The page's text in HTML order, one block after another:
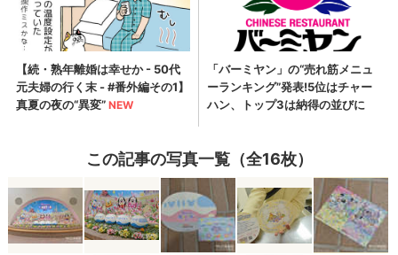
この記事の写真一覧（全16枚）